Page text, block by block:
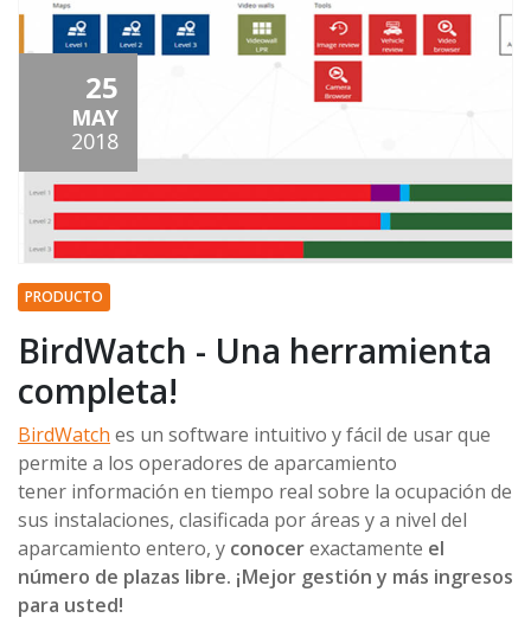
25
MAY
2018
PRODUCTO
BirdWatch - Una herramienta
completa!
BirdWatch es un software intuitivo y fácil de usar que
permite a los operadores de aparcamiento
tener información en tiempo real sobre la ocupación de
sus instalaciones, clasificada por áreas y a nivel del
aparcamiento entero, y conocerexactamente el
número de plazas libre. ¡Mejor gestión y más ingresos
para usted!